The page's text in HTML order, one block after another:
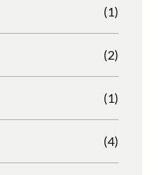
(1)
(2)
(1)
(4)